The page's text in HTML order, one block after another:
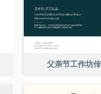
父亲节工作坊